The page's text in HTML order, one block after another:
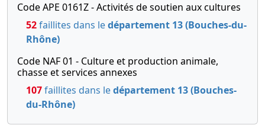
Code APE 0161Z - Activités de soutien aux cultures
52faillites dans ledépartement 13 (Bouches-du-
Rhône)
Code NAF 01 - Culture et production animale,
chasse et services annexes
107faillites dans ledépartement 13 (Bouches-
du-Rhône)